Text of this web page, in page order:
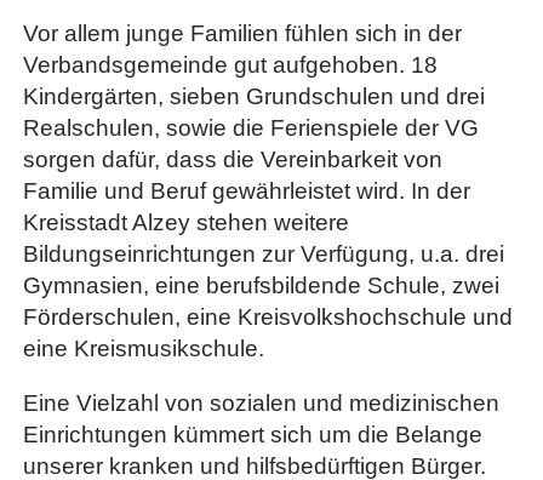
Vor allem junge Familien fühlen sich in der
Verbandsgemeinde gut aufgehoben. 18
Kindergärten, sieben Grundschulen und drei
Realschulen, sowie die Ferienspiele der VG
sorgen dafür, dass die Vereinbarkeit von
Familie und Beruf gewährleistet wird. In der
Kreisstadt Alzey stehen weitere
Bildungseinrichtungen zur Verfügung, u.a. drei
Gymnasien, eine berufsbildende Schule, zwei
Förderschulen, eine Kreisvolkshochschule und
eine Kreismusikschule.
Eine Vielzahl von sozialen und medizinischen
Einrichtungen kümmert sich um die Belange
unserer kranken und hilfsbedürftigen Bürger.